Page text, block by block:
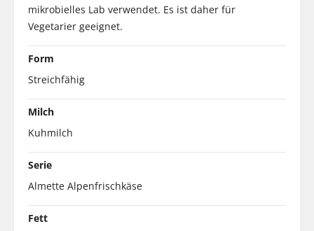
mikrobielles Lab verwendet. Es ist daher für
Vegetarier geeignet.
Form
Streichfähig
Milch
Kuhmilch
Serie
Almette Alpenfrischkäse
Fett